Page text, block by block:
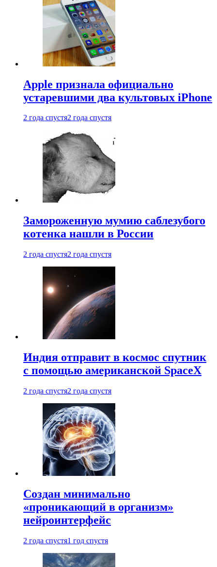
Apple признала официально
устаревшими два культовых iPhone
2 года спустя2 года спустя
Замороженную мумию саблезубого
котенка нашли в России
2 года спустя2 года спустя
Индия отправит в космос спутник
с помощью американской SpaceX
2 года спустя2 года спустя
Создан минимально
«проникающий в организм»
нейроинтерфейс
2 года спустя1 год спустя